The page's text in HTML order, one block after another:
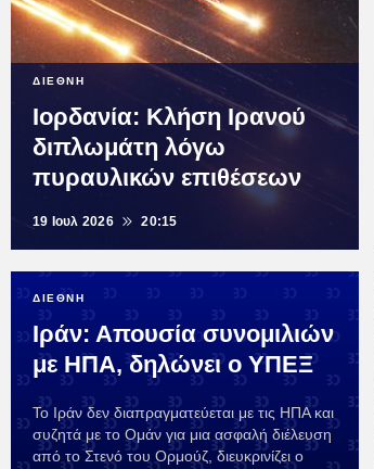
ΔΙΕΘΝΗ
Ιορδανία: Κλήση Ιρανού
διπλωμάτη λόγω
πυραυλικών επιθέσεων
19 Ιουλ 2026 20:15
ΔΙΕΘΝΗ
Ιράν: Απουσία συνομιλιών
με ΗΠΑ, δηλώνει ο ΥΠΕΞ
Το Ιράν δεν διαπραγματεύεται με τις ΗΠΑ και
συζητά με το Ομάν για μια ασφαλή διέλευση
από το Στενό του Ορμούζ, διευκρινίζει ο